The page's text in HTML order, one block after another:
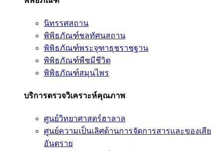
นิทรรศสถาน
พิพิธภัณฑ์ชลทัศนสถาน
พิพิธภัณฑ์พระจุฑาธุชราชฐาน
พิพิธภัณฑ์พืชมีชีวิต
พิพิธภัณฑ์สมุนไพร
บริการตรวจวิเคราะห์คุณภาพ
ศูนย์วิทยาศาสตร์ฮาลาล
ศูนย์ความเป็นเลิศด้านการจัดการสารและของเสีย
อันตราย